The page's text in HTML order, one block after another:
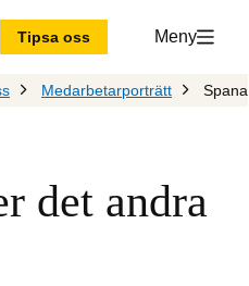
Tipsa oss Meny
Medarbetarporträtt
det andra